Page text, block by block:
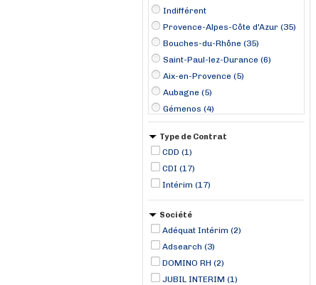
Indifférent
Provence-Alpes-Côte d'Azur (35)
Bouches-du-Rhône (35)
Saint-Paul-lez-Durance (6)
Aix-en-Provence (5)
Aubagne (5)
Gémenos (4)
Vitrolles (4)
Les-Pennes-Mirabeau (3)
Gardanne (2)
Le Puy-Sainte-Réparade (2)
Rousset (2)
Type de Contrat
CDD (1)
CDI (17)
Intérim (17)
Société
Adéquat Intérim (2)
Adsearch (3)
DOMINO RH (2)
JUBIL INTERIM (1)